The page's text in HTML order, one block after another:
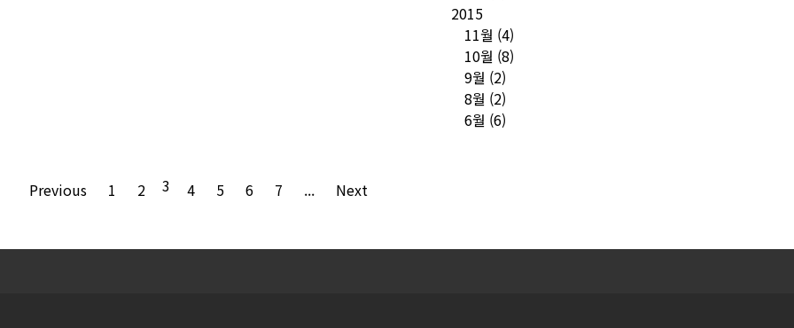
2015
11월 (4)
10월 (8)
9월 (2)
8월 (2)
6월 (6)
Previous 1 2 3 4 5 6 7 ... Next